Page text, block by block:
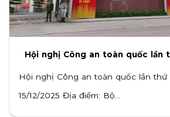
Hội nghị Công an toàn quốc lần
Hội nghị Công an toàn quốc lần thứ
15/12/2025 Địa điểm: Bộ...